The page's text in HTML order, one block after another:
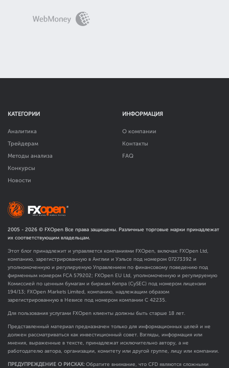
КАТЕГОРИИ
Аналитика
Трейдерам
Методы анализа
Конкурсы
Новости
ИНФОРМАЦИЯ
О компании
Контакты
FAQ
2005 - 2026 © FXOpen Все права защищены. Различные торговые марки принадлежат
их соответствующим владельцам.
Этот блог принадлежит и управляется компаниями FXOpen, включая: FXOpen Ltd,
компанию, зарегистрированную в Англии и Уэльсе под номером 07273392 и
уполномоченную и регулируемую Управлением по финансовому поведению под
фирменным номером FCA 579202; FXOpen EU Ltd, уполномоченную и регулируемую
Комиссией по ценным бумагам и биржам Кипра (CySEC) под номером лицензии
194/13; FXOpen Markets Limited, компанию, надлежащим образом
зарегистрированную в Невисе под номером компании C 42235.
Для пользования услугами FXOpen клиенты должны быть старше 18 лет.
Представленный материал предназначен только для информационных целей и не
должен рассматриваться как инвестиционный совет. Взгляды, информация или
мнения, выраженные в тексте, принадлежат исключительно автору, а не
работодателю автора, организации, комитету или другой группе, лицу или компании.
ПРЕДУПРЕЖДЕНИЕ О РИСКАХ: Обратите внимание, что CFD являются сложными